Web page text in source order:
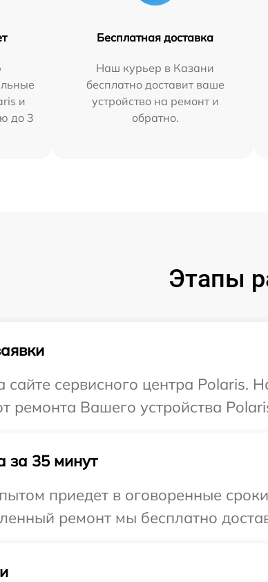
и
до 3
Бесплатная доставка
Наш курьер в Казани
бесплатно доставит ваше
устройство на ремонт и
обратно.
Этапы
сайте сервисного центра
ремонта Вашего устройства
за 35 минут
приедет в оговоренные
ремонт мы бесплатно